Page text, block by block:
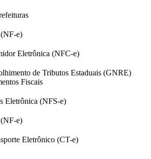
e)
Eletrônica (NFC-e)
de Tributos Estaduais (GNRE)
Fiscais
Eletrônica (NFS-e)
e)
Eletrônico (CT-e)